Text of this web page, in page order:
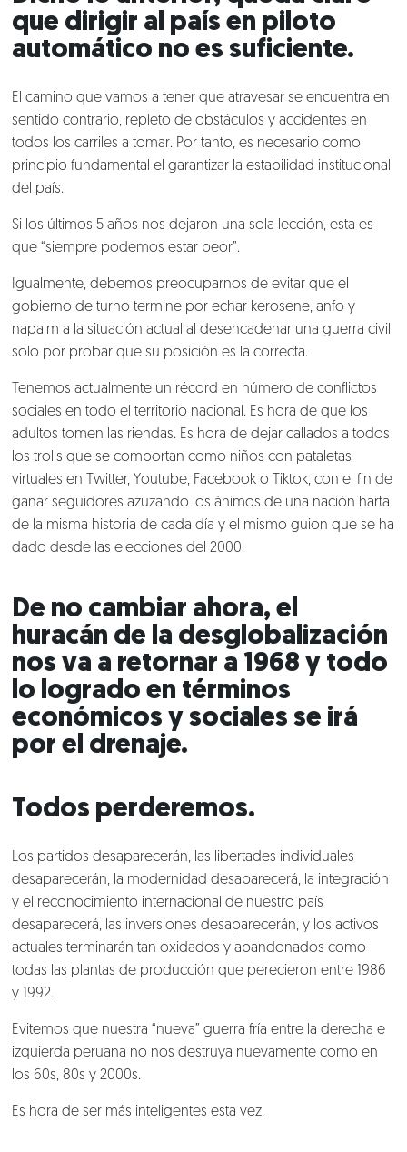
Nosotros
Clientes
Lo que hacemos
Blog
Talento
Conversemos
que dirigir al país en piloto
automático no es suficiente.
El camino que vamos a tener que atravesar se encuentra en
sentido contrario, repleto de obstáculos y accidentes en
todos los carriles a tomar. Por tanto, es necesario como
principio fundamental el garantizar la estabilidad institucional
del país.
Si los últimos 5 años nos dejaron una sola lección, esta es
que “siempre podemos estar peor”.
Igualmente, debemos preocuparnos de evitar que el
gobierno de turno termine por echar kerosene, anfo y
napalm a la situación actual al desencadenar una guerra civil
solo por probar que su posición es la correcta.
Tenemos actualmente un récord en número de conflictos
sociales en todo el territorio nacional. Es hora de que los
adultos tomen las riendas. Es hora de dejar callados a todos
los trolls que se comportan como niños con pataletas
virtuales en Twitter, Youtube, Facebook o Tiktok, con el fin de
ganar seguidores azuzando los ánimos de una nación harta
de la misma historia de cada día y el mismo guion que se ha
dado desde las elecciones del 2000.
De no cambiar ahora, el
huracán de la desglobalización
nos va a retornar a 1968 y todo
lo logrado en términos
económicos y sociales se irá
por el drenaje.
Todos perderemos.
Los partidos desaparecerán, las libertades individuales
desaparecerán, la modernidad desaparecerá, la integración
y el reconocimiento internacional de nuestro país
desaparecerá, las inversiones desaparecerán, y los activos
actuales terminarán tan oxidados y abandonados como
todas las plantas de producción que perecieron entre 1986
y 1992.
Evitemos que nuestra “nueva” guerra fría entre la derecha e
izquierda peruana no nos destruya nuevamente como en
los 60s, 80s y 2000s.
Es hora de ser más inteligentes esta vez.